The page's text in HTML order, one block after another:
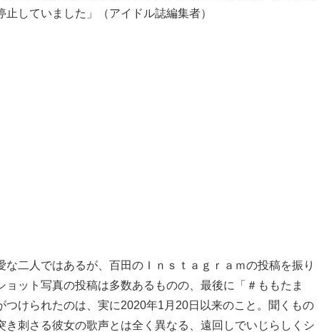
していました」（アイドル誌編集者）
二人ではあるが、百田のＩｎｓｔａｇｒａｍの投稿を振り
ョット写真の投稿は多数あるものの、最後に「＃ももたま
つけられたのは、実に2020年1月20日以来のこと。聞くもの
き刺さる彼女の歌声とは全く異なる、遠回しでいじらしくシ